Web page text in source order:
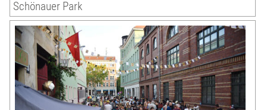
Schönauer Park